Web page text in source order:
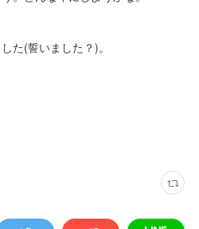
た(誓いました？)。